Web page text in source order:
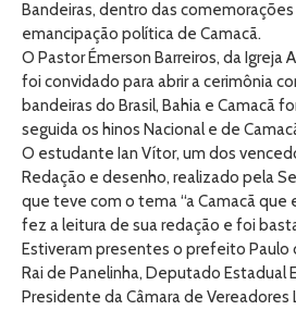
Bandeiras, dentro das
emancipação política de Camacã.
O Pastor Émerson Barreiros, da Igreja
foi convidado para abrir a cerimônia
bandeiras do Brasil, Bahia e Camacã
seguida os hinos Nacional e de
O estudante Ian Vítor, um dos
Redação e desenho, realizado pela
que teve com o tema “a Camacã que
fez a leitura de sua redação e foi
Estiveram presentes o prefeito Paulo
Rai de Panelinha, Deputado Estadual
Presidente da Câmara de Vereadores